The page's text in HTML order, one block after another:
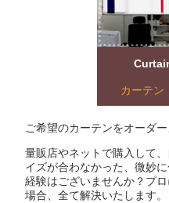
カーテン
ご希望のカーテンをオーダ
量販店やネットで購入して
イズが合わなかった、微妙
経験はございませんか？プ
場合、全て解決いたします。